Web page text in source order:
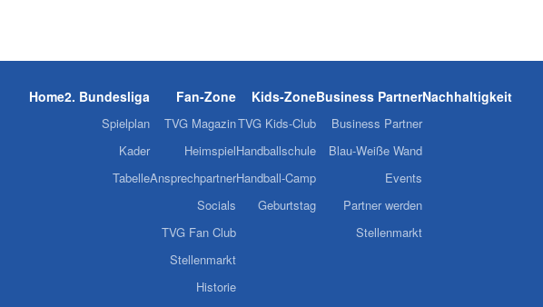
Home2. Bundesliga
Spielplan
Kader
Tabelle
Fan-Zone
TVG Magazin
Heimspiel
Ansprechpartner
Socials
TVG Fan Club
Stellenmarkt
Historie
Kids-Zone
TVG Kids-Club
Handballschule
Handball-Camp
Geburtstag
Business Partner
Business Partner
Blau-Weiße Wand
Events
Partner werden
Stellenmarkt
Nachhaltigkeit